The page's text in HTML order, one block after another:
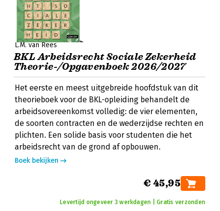
L.M. van Rees
BKL Arbeidsrecht Sociale Zekerheid
Theorie-/Opgavenboek 2026/2027
Het eerste en meest uitgebreide hoofdstuk van dit
theorieboek voor de BKL-opleiding behandelt de
arbeidsovereenkomst volledig: de vier elementen,
de soorten contracten en de wederzijdse rechten en
plichten. Een solide basis voor studenten die het
arbeidsrecht van de grond af opbouwen.
Boek bekijken
€ 45,95
Levertijd ongeveer 3 werkdagen | Gratis verzonden